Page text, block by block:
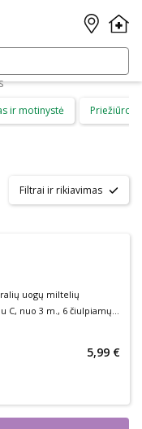
ir motinystė Priežiūros
Filtrai ir rikiavimas
uogų miltelių
C, nuo 3 m., 6 čiulpiamų
5,99 €